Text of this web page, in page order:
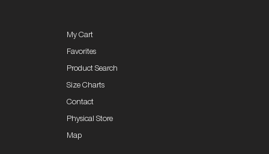
My Cart
Favorites
Product Search
Size Charts
Contact
Physical Store
Map